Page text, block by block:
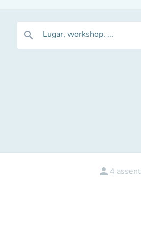
search Lugar, workshop, ...
person 4